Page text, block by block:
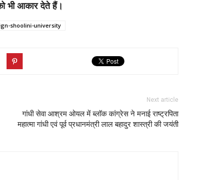
भी आकार देते हैं।
shoolini-university
Next article
गांधी सेवा आश्रम ओयल में ब्लॉक कांग्रेस ने मनाई राष्ट्रपिता
महात्मा गांधी एवं पूर्व प्रधानमंत्री लाल बहादुर शास्त्री की जयंती